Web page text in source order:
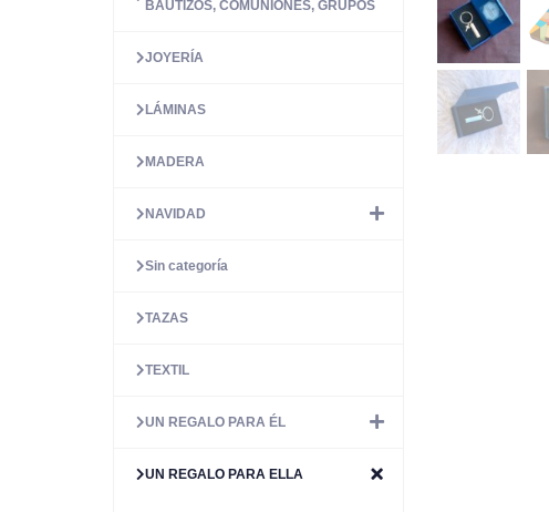
BAUTIZOS, COMUNIONES, GRUPOS
JOYERÍA
LÁMINAS
MADERA
NAVIDAD
Sin categoría
TAZAS
TEXTIL
UN REGALO PARA ÉL
UN REGALO PARA ELLA